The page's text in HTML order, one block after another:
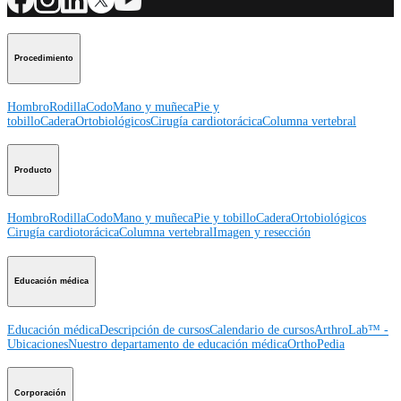
Procedimiento
HombroRodillaCodoMano y muñecaPie y
tobilloCaderaOrtobiológicosCirugía cardiotorácicaColumna vertebral
Producto
HombroRodillaCodoMano y muñecaPie y tobilloCaderaOrtobiológicos
Cirugía cardiotorácicaColumna vertebralImagen y resección
Educación médica
Educación médicaDescripción de cursosCalendario de cursosArthroLab™ -
UbicacionesNuestro departamento de educación médicaOrthoPedia
Corporación